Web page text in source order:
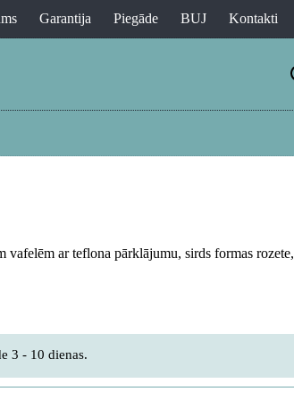
Garantija Piegāde BUJ Kontakti
vafelēm ar teflona pārklājumu, sirds formas
3 - 10 dienas.